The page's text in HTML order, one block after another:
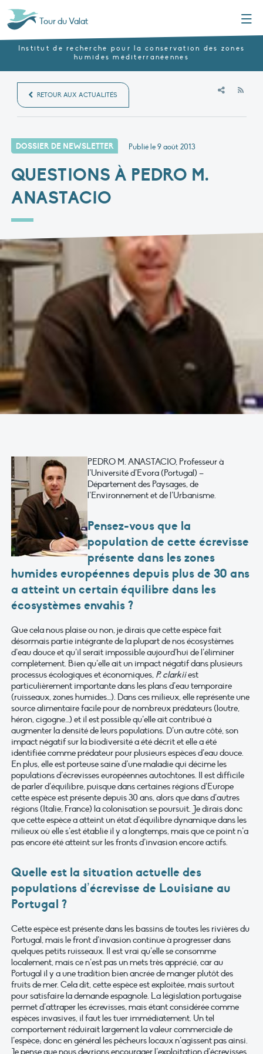
Tour du Valat
Institut de recherche pour la conservation des zones
humides méditerranéennes
RETOUR AUX ACTUALITÉS
DOSSIER DE NEWSLETTER Publié le9 août 2013
QUESTIONS À PEDRO M.
ANASTACIO
PEDRO M. ANASTACIO, Professeur à
l’Université d’Evora (Portugal) –
Département des Paysages, de
l’Environnement et de l’Urbanisme.
Pensez-vous que la
population de cette écrevisse
présente dans les zones
humides européennes depuis plus de 30 ans
a atteint un certain équilibre dans les
écosystèmes envahis ?
Que cela nous plaise ou non, je dirais que cette espèce fait
désormais partie intégrante de la plupart de nos écosystèmes
d’eau douce et qu’il serait impossible aujourd’hui de l’éliminer
complètement. Bien qu’elle ait un impact négatif dans plusieurs
processus écologiques et économiques, P. clarkiiest
particulièrement importante dans les plans d’eau temporaire
(ruisseaux, zones humides…). Dans ces milieux, elle représente une
source alimentaire facile pour de nombreux prédateurs (loutre,
héron, cigogne…) et il est possible qu’elle ait contribué à
augmenter la densité de leurs populations. D’un autre côté, son
impact négatif sur la biodiversité a été décrit et elle a été
identifiée comme prédateur pour plusieurs espèces d’eau douce.
En plus, elle est porteuse saine d’une maladie qui décime les
populations d’écrevisses européennes autochtones. Il est difficile
de parler d’équilibre, puisque dans certaines régions d’Europe
cette espèce est présente depuis 30 ans, alors que dans d’autres
régions (Italie, France) la colonisation se poursuit. Je dirais donc
que cette espèce a atteint un état d’équilibre dynamique dans les
milieux où elle s’est établie il y a longtemps, mais que ce point n’a
pas encore été atteint sur les fronts d’invasion encore actifs.
Quelle est la situation actuelle des
populations d’écrevisse de Louisiane au
Portugal ?
Cette espèce est présente dans les bassins de toutes les rivières du
Portugal, mais le front d’invasion continue à progresser dans
quelques petits ruisseaux. Il est vrai qu’elle se consomme
localement, mais ce n’est pas un mets très apprécié, car au
Portugal il y a une tradition bien ancrée de manger plutôt des
fruits de mer. Cela dit, cette espèce est exploitée, mais surtout
pour satisfaire la demande espagnole. La législation portugaise
permet d’attraper les écrevisses, mais étant considérée comme
espèces invasives, il faut les tuer immédiatement. Un tel
comportement réduirait largement la valeur commerciale de
l’espèce; donc en général les pêcheurs locaux n’agissent pas ainsi.
Je pense que nous devrions encourager l’exploitation d’écrevisses